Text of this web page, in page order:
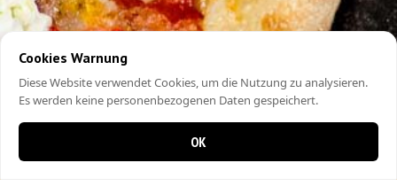
Cookies Warnung
Diese Website verwendet Cookies, um die Nutzung zu analysieren.
Es werden keine personenbezogenen Daten gespeichert.
OK